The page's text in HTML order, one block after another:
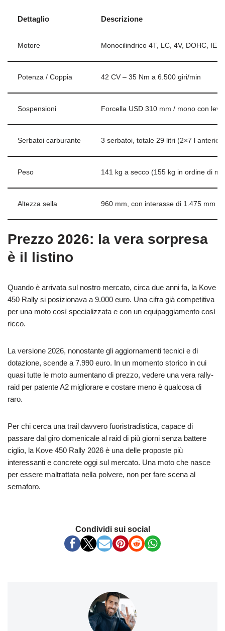
Dettaglio Descrizione
Motore Monocilindrico 4T, LC, 4V, DOHC, IE
Potenza / Coppia 42 CV – 35 Nm a 6.500 giri/min
Sospensioni Forcella USD 310 mm / mono con
Serbatoi carburante 3 serbatoi, totale 29 litri (2×7 l
Peso 141 kg a secco (155 kg in ordine di
Altezza sella 960 mm, con interasse di 1.475 mm
Prezzo 2026: la vera sorpresa
è il listino
Quando è arrivata sul nostro mercato, circa due anni fa, la Kove
450 Rally si posizionava a 9.000 euro. Una cifra già competitiva
per una moto così specializzata e con un equipaggiamento così
ricco.
La versione 2026, nonostante gli aggiornamenti tecnici e di
dotazione, scende a 7.990 euro. In un momento storico in cui
quasi tutte le moto aumentano di prezzo, vedere una vera rally-
raid per patente A2 migliorare e costare meno è qualcosa di
raro.
Per chi cerca una trail davvero fuoristradistica, capace di
passare dal giro domenicale al raid di più giorni senza battere
ciglio, la Kove 450 Rally 2026 è una delle proposte più
interessanti e concrete oggi sul mercato. Una moto che nasce
per essere maltrattata nella polvere, non per fare scena al
semaforo.
Condividi sui social